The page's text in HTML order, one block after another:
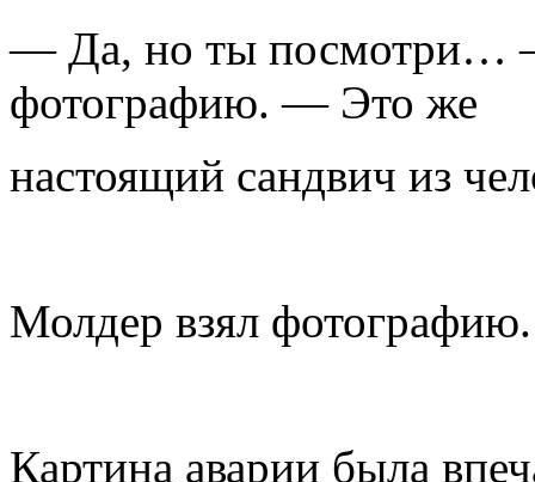
— Да, но ты посмотри…
фотографию. — Это же
настоящий сандвич из
Молдер взял фотографию.
Картина аварии была